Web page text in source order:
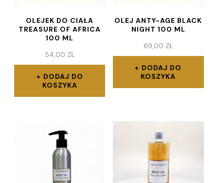
OLEJEK DO CIAŁA
TREASURE OF AFRICA
100 ML
54,00 ZŁ
DODAJ DO
KOSZYKA
OLEJ ANTY-AGE BLACK
NIGHT 100 ML
69,00 ZŁ
DODAJ DO
KOSZYKA